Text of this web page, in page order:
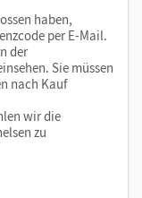
haben,
per E-Mail.
der
Sie müssen
nach Kauf
wir die
zu